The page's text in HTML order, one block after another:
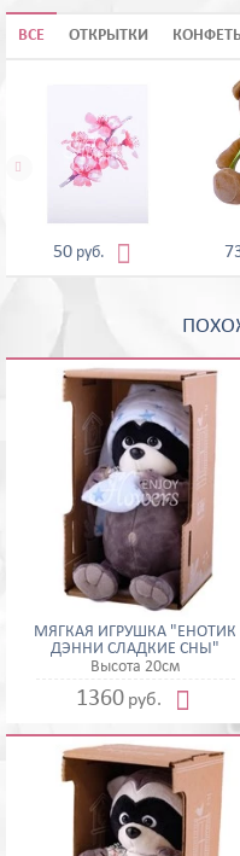
ВСЕ ОТКРЫТКИ
50 руб. 

МЯГКАЯ ИГРУШКА "ЕНОТИК
ДЭННИ СЛАДКИЕ СНЫ"
Высота 20см
1360 руб. 